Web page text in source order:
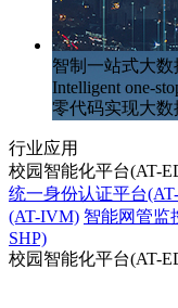
智制一站式大数
Intelligent one-
零代码实现大
行业应用
校园智能化平台(AT-
统一身份认证平台
(AT-IVM) 智能网管监
SHP)
校园智能化平台(AT-